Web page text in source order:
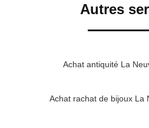
Autres
Achat antiquité La
Achat rachat de bijoux La